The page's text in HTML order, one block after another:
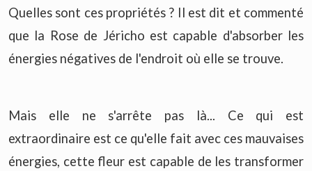
Quelles sont ces propriétés ? Il est dit et commenté
que la Rose de Jéricho est capable d'absorber les
énergies négatives de l'endroit où elle se trouve.
Mais elle ne s'arrête pas là... Ce qui est
extraordinaire est ce qu'elle fait avec ces mauvaises
énergies, cette fleur est capable de les transformer